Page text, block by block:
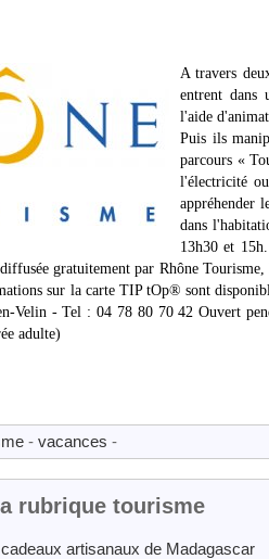
A travers
entrent dans
l'aide
Puis ils
parcours «
l'électricité
appréhender
dans
13h30 et
gratuitement par Rhône Tourisme,
sur la carte TIP tOp® sont
Velin - Tel : 04 78 80 70 42 Ouvert
adulte)
- vacances -
rubrique tourisme
cadeaux artisanaux de Madagascar